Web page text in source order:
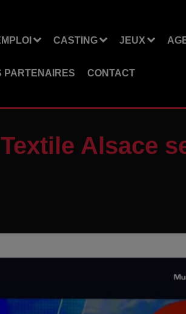
CASTING JEUX
PARTENAIRES CONTACT
Alsace